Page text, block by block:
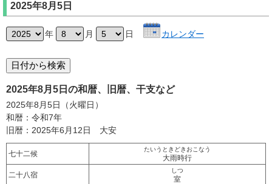
2025年8月5日
年 月 日 カレンダー
2025年8月5日の和暦、旧暦、干支など
2025年8月5日（火曜日）
和暦：令和7年
旧暦：2025年6月12日 大安
七十二候
たいうときどきおこなう
大雨時行
二十八宿
しつ
室